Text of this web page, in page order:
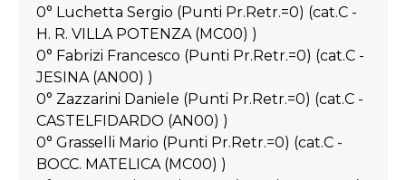
0° Luchetta Sergio (Punti Pr.Retr.=0) (cat.C -
H. R. VILLA POTENZA (MC00) )
0° Fabrizi Francesco (Punti Pr.Retr.=0) (cat.C -
JESINA (AN00) )
0° Zazzarini Daniele (Punti Pr.Retr.=0) (cat.C -
CASTELFIDARDO (AN00) )
0° Grasselli Mario (Punti Pr.Retr.=0) (cat.C -
BOCC. MATELICA (MC00) )